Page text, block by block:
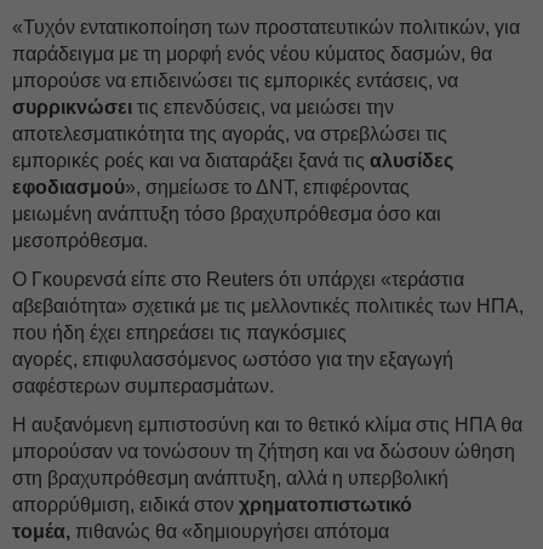
«Τυχόν εντατικοποίηση των προστατευτικών πολιτικών, για
παράδειγμα με τη μορφή ενός νέου κύματος δασμών, θα
μπορούσε να επιδεινώσει τις εμπορικές εντάσεις, να
συρρικνώσει τις επενδύσεις, να μειώσει την
αποτελεσματικότητα της αγοράς, να στρεβλώσει τις
εμπορικές ροές και να διαταράξει ξανά τις αλυσίδες
εφοδιασμού», σημείωσε το ΔΝΤ, επιφέροντας
μειωμένη ανάπτυξη τόσο βραχυπρόθεσμα όσο και
μεσοπρόθεσμα.
Ο Γκουρενσά είπε στο Reuters ότι υπάρχει «τεράστια
αβεβαιότητα» σχετικά με τις μελλοντικές πολιτικές των ΗΠΑ,
που ήδη έχει επηρεάσει τις παγκόσμιες
αγορές, επιφυλασσόμενος ωστόσο για την εξαγωγή
σαφέστερων συμπερασμάτων.
Η αυξανόμενη εμπιστοσύνη και το θετικό κλίμα στις ΗΠΑ θα
μπορούσαν να τονώσουν τη ζήτηση και να δώσουν ώθηση
στη βραχυπρόθεσμη ανάπτυξη, αλλά η υπερβολική
απορρύθμιση, ειδικά στον χρηματοπιστωτικό
τομέα, πιθανώς θα «δημιουργήσει απότομα